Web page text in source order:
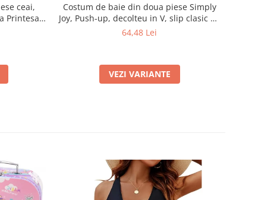
ceai,
Printesa
Copii
Costum de baie din doua piese Simply
Joy, Push-up, decolteu in V, slip clasic cu
talie inalta si snururi laterale, negru
64,48 Lei
VEZI VARIANTE